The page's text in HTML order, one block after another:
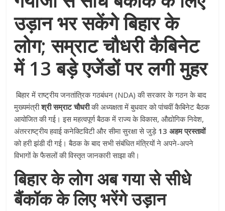
उड़ान भर सकेंगे बिहार के
लोग; सम्राट चौधरी कैबिनेट
में 13 बड़े एजेंडों पर लगी मुहर
बिहार में राष्ट्रीय जनतांत्रिक गठबंधन (NDA) की सरकार के गठन के बाद
मुख्यमंत्रीश्री सम्राट चौधरीकी अध्यक्षता में बुधवार को पांचवीं कैबिनेट बैठक
आयोजित की गई। इस महत्वपूर्ण बैठक में राज्य के विकास, औद्योगिक निवेश,
अंतरराष्ट्रीय हवाई कनेक्टिविटी और सीमा सुरक्षा से जुड़े 13 अहम प्रस्तावों
को हरी झंडी दी गई। बैठक के बाद सभी संबंधित मंत्रियों ने अपने-अपने
विभागों के फैसलों की विस्तृत जानकारी साझा की।
बिहार के लोग अब गया से सीधे
बैंकॉक के लिए भरेंगे उड़ान